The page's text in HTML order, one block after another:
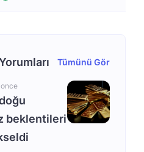
Tümünü Gör
beklentileri